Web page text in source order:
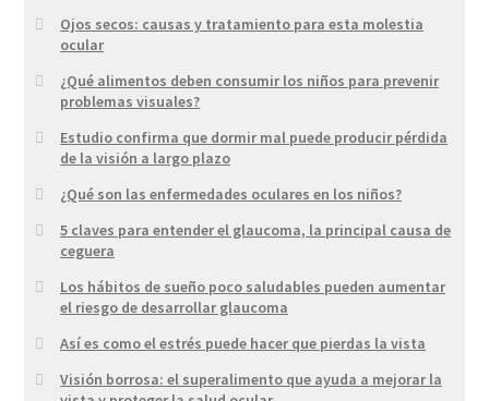
Ojos secos: causas y tratamiento para esta molestia
ocular
¿Qué alimentos deben consumir los niños para prevenir
problemas visuales?
Estudio confirma que dormir mal puede producir pérdida
de la visión a largo plazo
¿Qué son las enfermedades oculares en los niños?
5 claves para entender el glaucoma, la principal causa de
ceguera
Los hábitos de sueño poco saludables pueden aumentar
el riesgo de desarrollar glaucoma
Así es como el estrés puede hacer que pierdas la vista
Visión borrosa: el superalimento que ayuda a mejorar la